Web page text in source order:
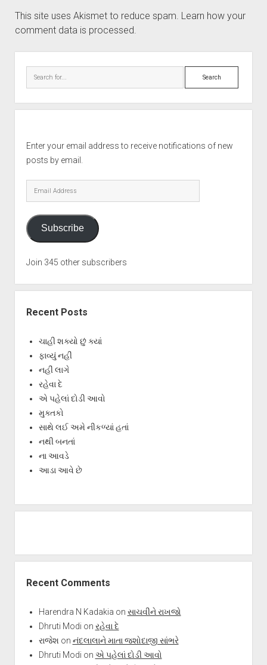
This site uses Akismet to reduce spam. Learn how your
comment data is processed.
Search
Enter your email address to receive notifications of new
posts by email.
Email
Address
Subscribe
Join 345 other subscribers
Recent Posts
ચાહી શક્યો છું ક્યાં
ફાવ્યું નહીં
નહીં લાગે
રહેવા દે
એ પહેલાં દોડી આવો
મુક્તકો
સાથે લઈ અમે નીકળ્યાં હતાં
નથી બનતાં
ના આવડે
આડા આવે છે
Recent Comments
Harendra N Kadakia on સાચવીને રાખજો
Dhruti Modi on રહેવા દે
રાજેશ on નંદલાલાને માતા જશોદાજી સાંભરે
Dhruti Modi on એ પહેલાં દોડી આવો